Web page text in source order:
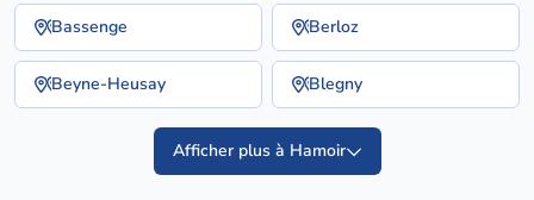
Bassenge Berloz
Beyne-Heusay Blegny
Afficher plus à Hamoir